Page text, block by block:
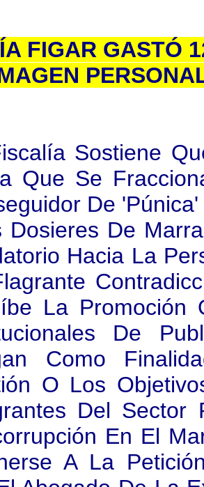
FIGAR GASTÓ
Sostiene
Que Se
De 'Púnica'
Dosieres De
Hacia La
La Promoción
De
Como
O Los
Del Sector
En El
A La